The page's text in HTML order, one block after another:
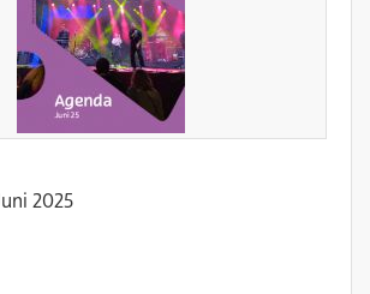
2025